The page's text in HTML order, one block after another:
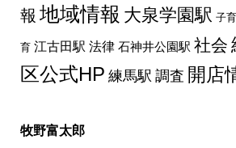
報 地域情報 大泉学園駅 子
育 江古田駅 法律 石神井公園駅 社会
区公式HP 練馬駅 調査 開店
牧野富太郎